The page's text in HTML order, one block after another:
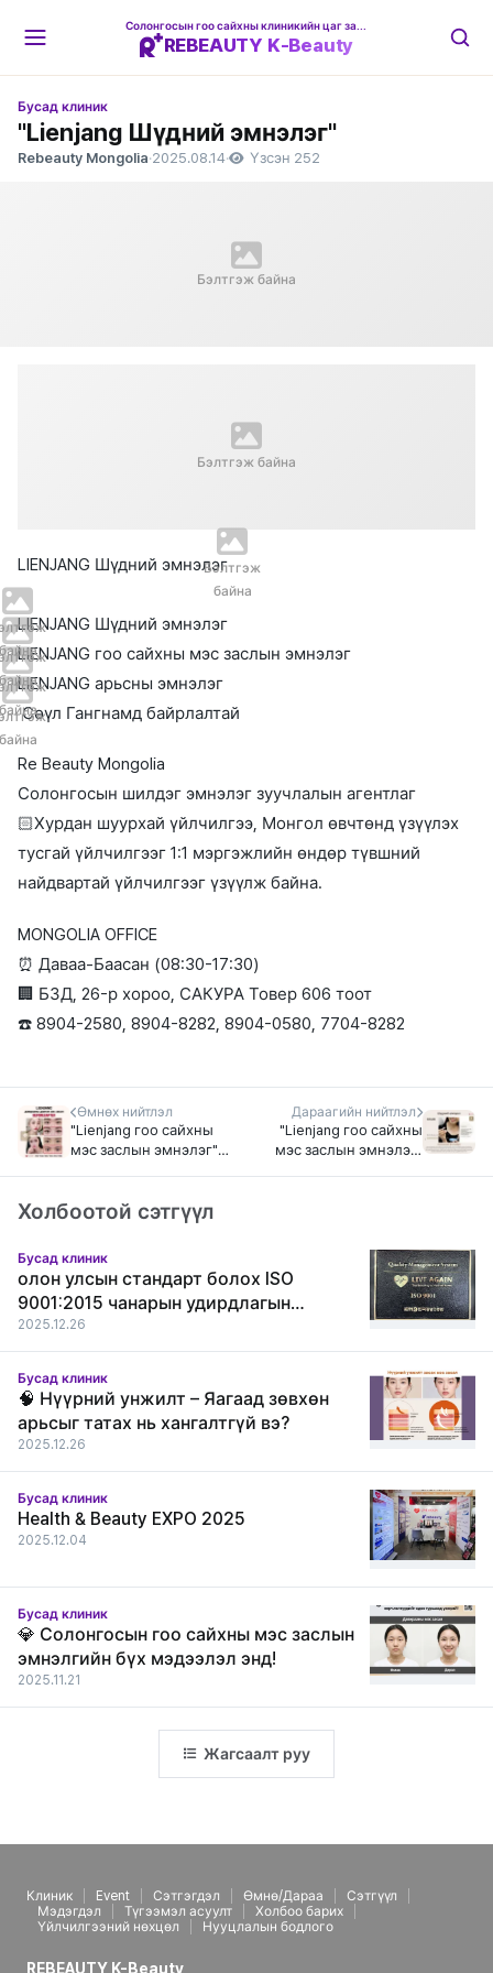
REBEAUTY K-Beauty
Бусад клиник
"Lienjang Шүдний эмнэлэг"
Rebeauty Mongolia·2025.08.14· Үзсэн 252
Бэлтгэж байна
Бэлтгэж байна
LIENJANG Шүдний эмнэлэгБэлтгэж
байна
LIENJANG Шүдний эмнэлэг
LIENJANG гоо сайхны мэс заслын эмнэлэг
LIENJANG арьсны эмнэлэг
Сөүл Гангнамд байрлалтай
Re Beauty Mongolia
Солонгосын шилдэг эмнэлэг зуучлалын агентлаг
🏻Хурдан шуурхай үйлчилгээ, Монгол өвчтөнд үзүүлэх
тусгай үйлчилгээг 1:1 мэргэжлийн өндөр түвшний
найдвартай үйлчилгээг үзүүлж байна.
MONGOLIA OFFICE
⏰ Даваа-Баасан (08:30-17:30)
🏢 БЗД, 26-р хороо, САКУРА Товер 606 тоот
☎️ 8904-2580, 8904-8282, 8904-0580, 7704-8282
Өмнөх нийтлэл
"Lienjang гоо сайхны
мэс заслын эмнэлэг"
Дараагийн нийтлэл
"Lienjang гоо сайхны
мэс заслын эмнэлэг"
Холбоотой сэтгүүл
Бусад клиник
олон улсын стандарт болох ISO
9001:2015 чанарын удирдлагын
тогтолцооны гэрчилгээг амжилттай
хүлээн авлаа.
2025.12.26
Бусад клиник
🧠 Нүүрний унжилт – Яагаад зөвхөн
арьсыг татах нь хангалтгүй вэ?
2025.12.26
Бусад клиник
Health & Beauty EXPO 2025
2025.12.04
Бусад клиник
💎 Солонгосын гоо сайхны мэс заслын
эмнэлгийн бүх мэдээлэл энд!
2025.11.21
Жагсаалт руу
Клиник Event Сэтгэгдэл Өмнө/Дараа
Сэтгүүл
Мэдэгдэл
Түгээмэл асуулт
Холбоо барих
Үйлчилгээний нөхцөл
Нууцлалын бодлого
REBEAUTY K-Beauty